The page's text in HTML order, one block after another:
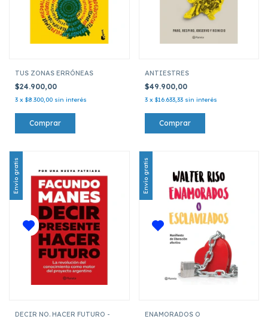
TUS ZONAS ERRÓNEAS
$24.900,00
3 x $8.300,00 sin interés
ANTIESTRES
$49.900,00
3 x $16.633,33 sin interés
Envío gratis
DECIR NO. HACER FUTURO -
Envío gratis
ENAMORADOS O